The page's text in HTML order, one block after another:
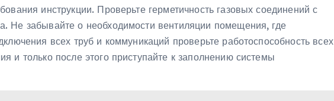
инструкции. Проверьте герметичность газовых соединений с
Не забывайте о необходимости вентиляции помещения, где
всех труб и коммуникаций проверьте работоспособность всех
и только после этого приступайте к заполнению системы